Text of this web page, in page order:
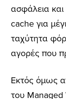
ασφάλεια
cache για
ταχύτητα
αγορές που
Εκτός όμως
του Managed